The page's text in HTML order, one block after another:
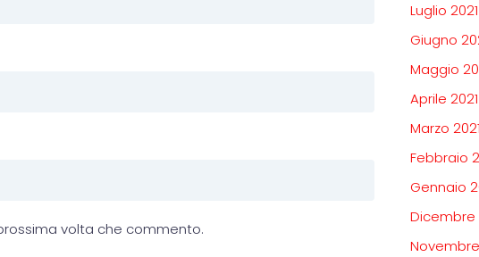
volta che commento.
Luglio 2021
Giugno
Maggio
Aprile 2021
Marzo 2021
Febbraio
Gennaio
Dicembre